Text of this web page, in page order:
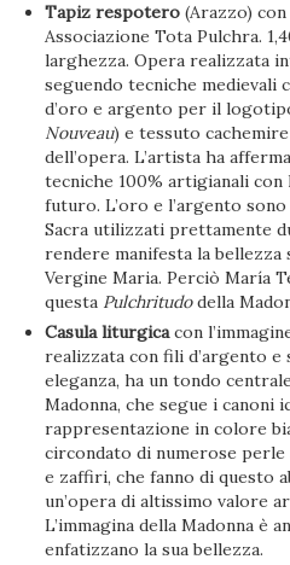
Tapiz respotero (Arazzo)
Associazione Tota Pulchra.
larghezza. Opera realizzata
seguendo tecniche medievali
d’oro e argento per il
Nouveau) e tessuto
dell’opera. L’artista ha
tecniche 100% artigianali
futuro. L’oro e l’argento
Sacra utilizzati prettamente
rendere manifesta la bellezza
Vergine Maria. Perciò María
questa Pulchritudodella
Casula liturgicacon
realizzata con fili d’argento e
eleganza, ha un tondo
Madonna, che segue i canoni
rappresentazione in colore
circondato di numerose
e zaffiri, che fanno di questo
un’opera di altissimo valore
L’immagina della Madonna è
enfatizzano la sua bellezza.